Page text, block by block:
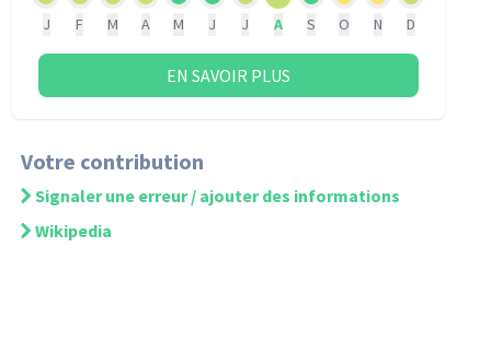
J F M A M J J A S O N D
EN SAVOIR PLUS
Votre contribution
Signaler une erreur / ajouter des informations
Wikipedia